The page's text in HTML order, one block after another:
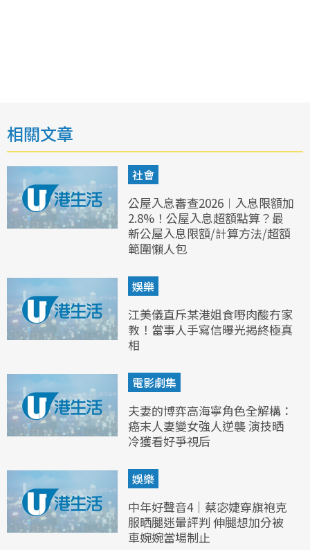
相關文章
社會
公屋入息審查2026︱入息限額加
2.8%！公屋入息超額點算？最
新公屋入息限額/計算方法/超額
範圍懶人包
娛樂
江美儀直斥某港姐食嘢肉酸冇家
教！當事人手寫信曝光揭終極真
相
電影劇集
夫妻的博弈高海寧角色全解構：
癌末人妻變女強人逆襲 演技晒
冷獲看好爭視后
娛樂
中年好聲音4｜蔡宓婕穿旗袍克
服晒腿迷暈評判 伸腿想加分被
車婉婉當場制止